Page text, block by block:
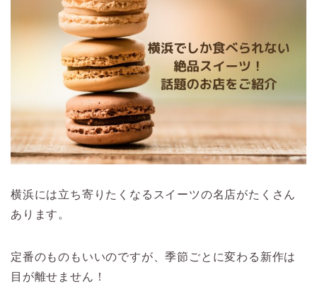
横浜には立ち寄りたくなるスイーツの名店がたくさん
あります。
定番のものもいいのですが、季節ごとに変わる新作は
目が離せません！